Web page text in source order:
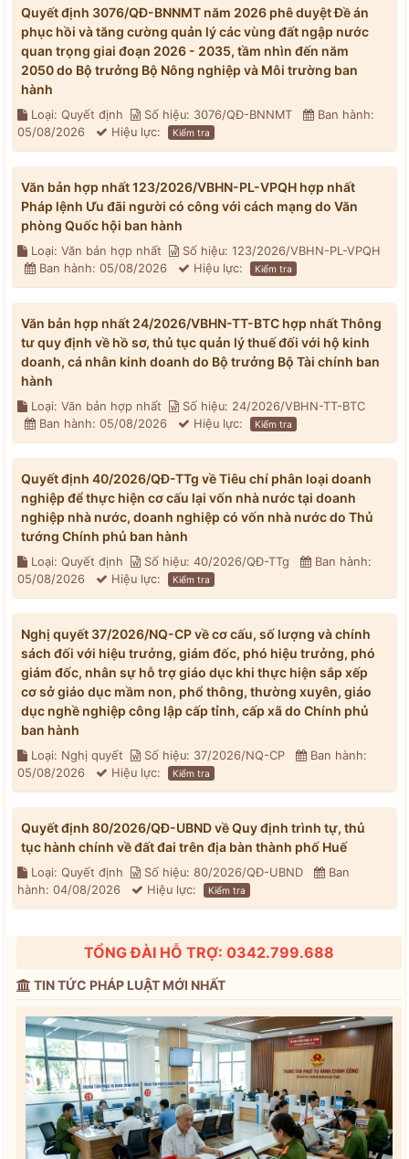
Quyết định 3076/QĐ-BNNMT năm 2026 phê duyệt Đề án
phục hồi và tăng cường quản lý các vùng đất ngập nước
quan trọng giai đoạn 2026 - 2035, tầm nhìn đến năm
2050 do Bộ trưởng Bộ Nông nghiệp và Môi trường ban
hành
Loại: Quyết định Số hiệu: 3076/QĐ-BNNMT
Ban hành:
05/08/2026
Hiệu lực: Kiểm tra
Văn bản hợp nhất 123/2026/VBHN-PL-VPQH hợp nhất
Pháp lệnh Ưu đãi người có công với cách mạng do Văn
phòng Quốc hội ban hành
Loại: Văn bản hợp nhất
Số hiệu: 123/2026/VBHN-PL-VPQH
Ban hành: 05/08/2026
Hiệu lực: Kiểm tra
Văn bản hợp nhất 24/2026/VBHN-TT-BTC hợp nhất Thông
tư quy định về hồ sơ, thủ tục quản lý thuế đối với hộ kinh
doanh, cá nhân kinh doanh do Bộ trưởng Bộ Tài chính ban
hành
Loại: Văn bản hợp nhất
Số hiệu: 24/2026/VBHN-TT-BTC
Ban hành: 05/08/2026
Hiệu lực: Kiểm tra
Quyết định 40/2026/QĐ-TTg về Tiêu chí phân loại doanh
nghiệp để thực hiện cơ cấu lại vốn nhà nước tại doanh
nghiệp nhà nước, doanh nghiệp có vốn nhà nước do Thủ
tướng Chính phủ ban hành
Loại: Quyết định Số hiệu: 40/2026/QĐ-TTg
Ban hành:
05/08/2026
Hiệu lực: Kiểm tra
Nghị quyết 37/2026/NQ-CP về cơ cấu, số lượng và chính
sách đối với hiệu trưởng, giám đốc, phó hiệu trưởng, phó
giám đốc, nhân sự hỗ trợ giáo dục khi thực hiện sắp xếp
cơ sở giáo dục mầm non, phổ thông, thường xuyên, giáo
dục nghề nghiệp công lập cấp tỉnh, cấp xã do Chính phủ
ban hành
Loại: Nghị quyết Số hiệu: 37/2026/NQ-CP
Ban hành:
05/08/2026
Hiệu lực: Kiểm tra
Quyết định 80/2026/QĐ-UBND về Quy định trình tự, thủ
tục hành chính về đất đai trên địa bàn thành phố Huế
Loại: Quyết định Số hiệu: 80/2026/QĐ-UBND
Ban
hành: 04/08/2026
Hiệu lực: Kiểm tra
TỔNG ĐÀI HỖ TRỢ: 0342.799.688
TIN TỨC PHÁP LUẬT MỚI NHẤT